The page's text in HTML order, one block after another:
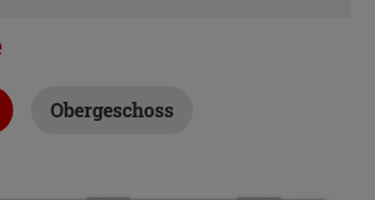
Obergeschoss